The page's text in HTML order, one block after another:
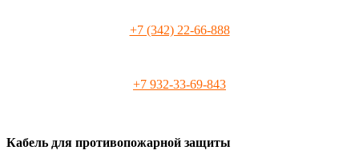
+7 (342) 22-66-888
+7 932-33-69-843
Кабель для противопожарной защиты